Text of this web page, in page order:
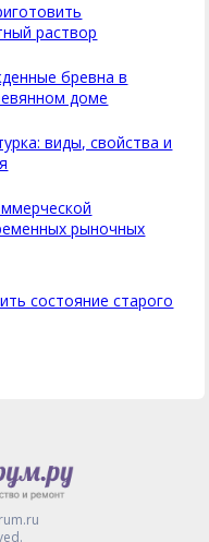
раствор
бревна в
доме
виды, свойства и
рыночных
состояние старого